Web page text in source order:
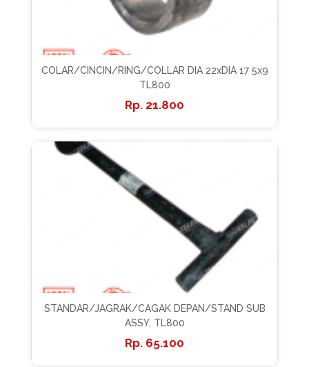
COLAR/CINCIN/RING/COLLAR DIA 22xDIA 17 5x9
TL800
21.800
STANDAR/JAGRAK/CAGAK DEPAN/STAND SUB
ASSY, TL800
65.100